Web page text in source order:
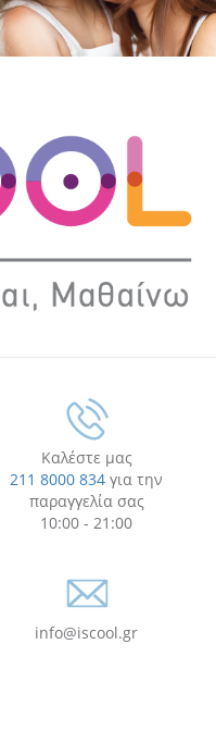
Καλέστε μας
211 8000 834 για την
παραγγελία σας
10:00 - 21:00
info@iscool.gr